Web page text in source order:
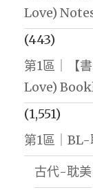
Love)
(443)
第1區｜【
Love)
(1,551)
第1區｜
古代-耽美